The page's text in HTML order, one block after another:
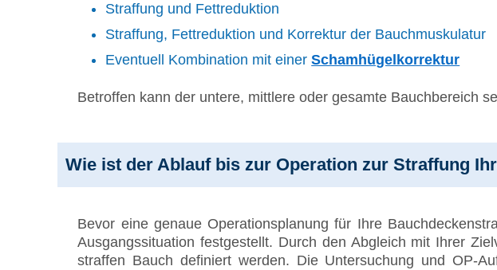
Straffung und Fettreduktion
Straffung, Fettreduktion und Korrektur der Bauchmuskulatur
Eventuell Kombination mit einerSchamhügelkorrektur
Betroffen kann der untere, mittlere oder gesamte Bauchbereich
Wie ist der Ablauf bis zur Operation zur Straffung
Bevor eine genaue Operationsplanung für Ihre
Ausgangssituation festgestellt. Durch den Abgleich mit Ihrer
straffen Bauch definiert werden. Die Untersuchung und OP-